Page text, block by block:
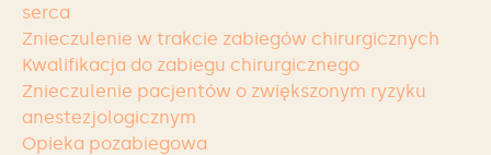
serca
Znieczulenie w trakcie zabiegów chirurgicznych
Kwalifikacja do zabiegu chirurgicznego
Znieczulenie pacjentów o zwiększonym ryzyku
anestezjologicznym
Opieka pozabiegowa